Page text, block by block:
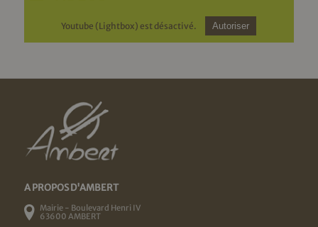
Youtube (Lightbox) est désactivé. Autoriser
A PROPOS D'AMBERT
Mairie - Boulevard Henri IV
63600 AMBERT